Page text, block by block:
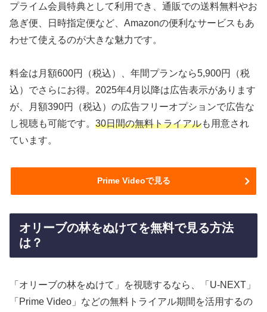
プライム会員特典として利用でき、通販での送料無料やお
急ぎ便、日時指定便など、Amazonの便利なサービスもあ
わせて使えるのが大きな魅力です。
料金は月額600円（税込）、年間プランなら5,900円（税
込）でさらにお得。2025年4月以降は広告表示があります
が、月額390円（税込）の広告フリーオプションで広告な
し視聴も可能です。 30日間の無料トライアルも用意され
ています。
Prime Videoで見る
オリーブの林をぬけてを無料で見る方法
は？
「オリーブの林をぬけて」を視聴するなら、「U-NEXT」
「Prime Video」などの無料トライアル期間を活用するの